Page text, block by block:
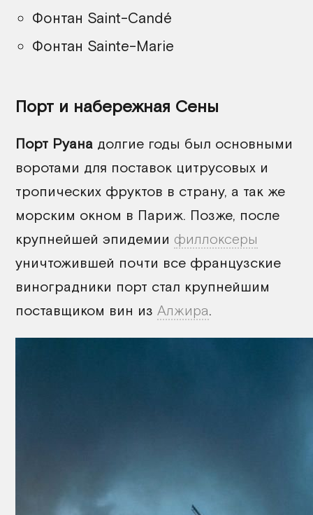
Фонтан Saint-Candé
Фонтан Sainte-Marie
Порт и набережная Сены
Порт Руана долгие годы был основными
воротами для поставок цитрусовых и
тропических фруктов в страну, а так же
морским окном в Париж. Позже, после
крупнейшей эпидемии филлоксеры
уничтожившей почти все французские
виноградники порт стал крупнейшим
поставщиком вин из Алжира.